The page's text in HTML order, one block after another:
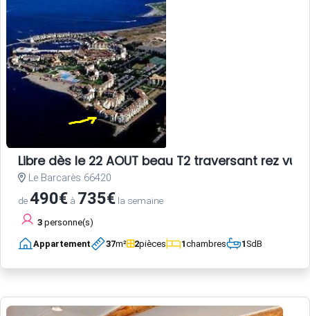
Libre dès le 22 AOUT beau T2 traversant rez
Le Barcarès 66420
de490€ à 735€ la semaine
3 personne(s)
Appartement 37m² 2pièces 1chambres 1SdB